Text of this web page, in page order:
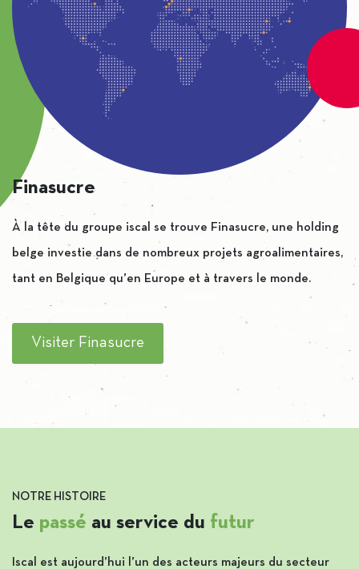
Finasucre
À la tête du groupe iscal se trouve Finasucre, une holding
belge investie dans de nombreux projets agroalimentaires,
tant en Belgique qu’en Europe et à travers le monde.
Visiter Finasucre
NOTRE HISTOIRE
Le passé au service du futur
Iscal est aujourd’hui l’un des acteurs majeurs du secteur